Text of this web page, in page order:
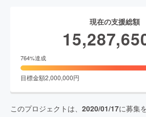
現在の支援総額
764%達成
目標金額2,000,000円
このプロジェクトは、 2020/01/17に募集